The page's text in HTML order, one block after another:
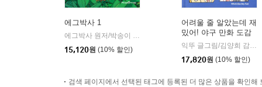
에그박사 1
에그박사 원저/박송이 글/홍종현 그림/CJ ENM 다이아티비 감수
15,120원 (10% 할인)
어려울 줄 알았는데 재
밌어! 야구 만화 도감
익뚜 글그림/김양희 감수
17,820원 (10% 할인)
검색 페이지에서 선택된 태그에 등록된 더 많은 상품을 확인해